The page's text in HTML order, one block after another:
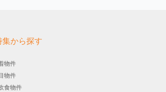
集から探す
物件
物件
食物件